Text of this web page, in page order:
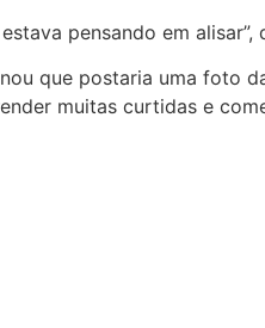
pensando em alisar”,
que postaria uma foto
muitas curtidas e